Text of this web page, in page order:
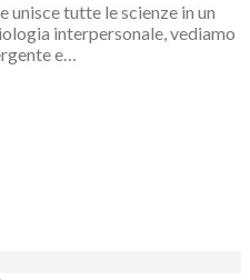
unisce tutte le scienze in un
interpersonale, vediamo
e…